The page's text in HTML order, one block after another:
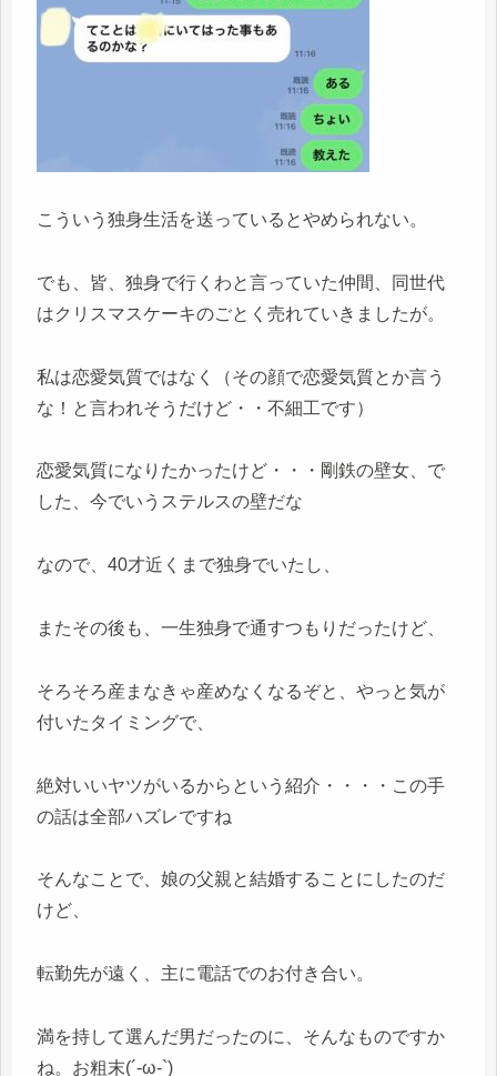
こういう独身生活を送っているとやめられない。
でも、皆、独身で行くわと言っていた仲間、同世代
はクリスマスケーキのごとく売れていきましたが。
私は恋愛気質ではなく（その顔で恋愛気質とか言う
な！と言われそうだけど・・不細工です）
恋愛気質になりたかったけど・・・剛鉄の壁女、で
した、今でいうステルスの壁だな
なので、40才近くまで独身でいたし、
またその後も、一生独身で通すつもりだったけど、
そろそろ産まなきゃ産めなくなるぞと、やっと気が
付いたタイミングで、
絶対いいヤツがいるからという紹介・・・・この手
の話は全部ハズレですね
そんなことで、娘の父親と結婚することにしたのだ
けど、
転勤先が遠く、主に電話でのお付き合い。
満を持して選んだ男だったのに、そんなものですか
ね。お粗末(´-ω-`)